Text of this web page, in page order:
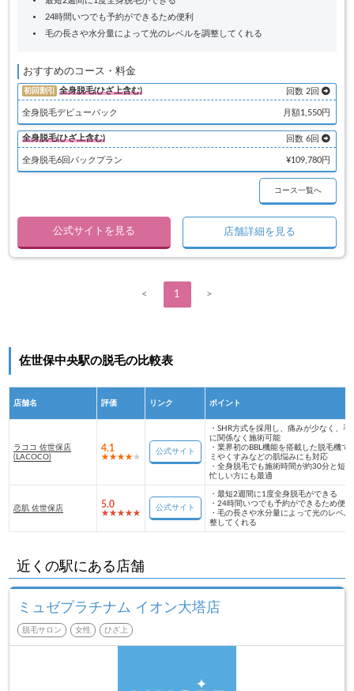
24時間いつでも予約ができるため便利
毛の長さや水分量によって光のレベルを調整してくれる
おすすめのコース・料金
初回割引 全身脱毛(ひざ上含む) 回数 2回
全身脱毛デビューパック 月額1,550円
全身脱毛(ひざ上含む) 回数 6回
全身脱毛6回パックプラン ¥109,780円
コース一覧へ
公式サイトを見る 店舗詳細を見る
< 1 >
佐世保中央駅の脱毛の比較表
店舗名 評価 リンク ポイント
ラココ 佐世保店
(LACOCO)
4.1 公式サイト
・SHR方式を採用し、痛みが少なく、毛
に関係なく施術可能
・業界初のBBL機能を搭載した脱毛機で
ミやくすみなどの肌悩みにも対応
・全身脱毛でも施術時間が約30分と短
忙しい方にも最適
恋肌 佐世保店 5.0 公式サイト
・最短2週間に1度全身脱毛ができる
・24時間いつでも予約ができるため便利
・毛の長さや水分量によって光のレベル
整してくれる
近くの駅にある店舗
ミュゼプラチナム イオン大塔店
脱毛サロン 女性 ひざ上